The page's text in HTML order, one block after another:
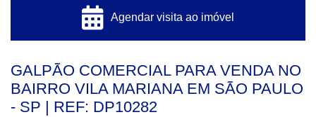
Agendar visita ao imóvel
GALPÃO COMERCIAL PARA VENDA NO
BAIRRO VILA MARIANA EM SÃO PAULO
- SP | REF: DP10282